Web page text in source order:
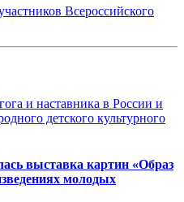
Всероссийского
выставка картин «Образ
молодых